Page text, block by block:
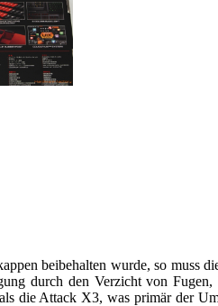
beibehalten wurde, so muss
durch den Verzicht von
die Attack X3, was primär der